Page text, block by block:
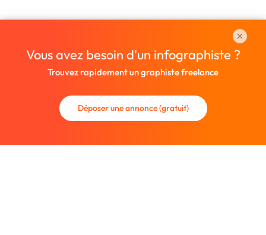
Vous avez besoin d'un infographiste ?
Trouvez rapidement un graphiste freelance
Déposer une annonce (gratuit)